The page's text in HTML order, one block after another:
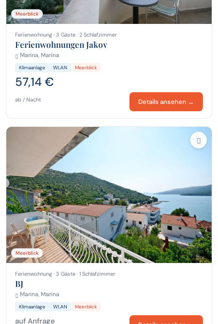
Meerblick
Ferienwohnung · 3 Gäste · 2 Schlafzimmer
Ferienwohnungen Jakov
Marina, Marina
Klimaanlage WLAN Meerblick
57,14 €
ab / Nacht Details ansehen →
Meerblick
Ferienwohnung · 3 Gäste · 1 Schlafzimmer
BJ
Marina, Marina
Klimaanlage WLAN Meerblick
auf Anfrage